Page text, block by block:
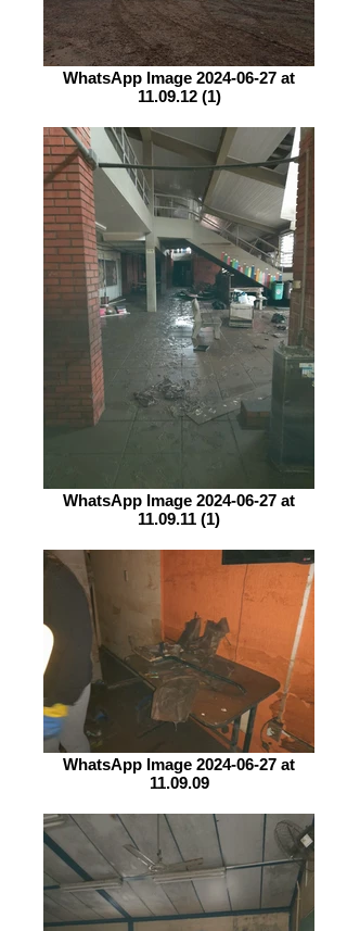
WhatsApp Image 2024-06-27 at
11.09.12 (1)
WhatsApp Image 2024-06-27 at
11.09.11 (1)
WhatsApp Image 2024-06-27 at
11.09.09